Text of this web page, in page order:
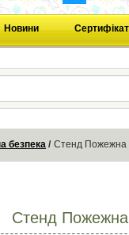
Новини
безпека Стенд Пожежна
Стенд